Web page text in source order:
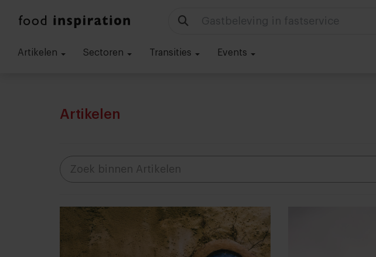
Technologie in foodservice
Artikelen Sectoren Transities Events
Artikelen